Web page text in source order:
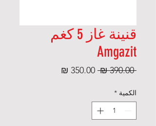
قنينة غاز 5 كغم
Amgazit
‏390.00 ₪
سعر
الكمية *